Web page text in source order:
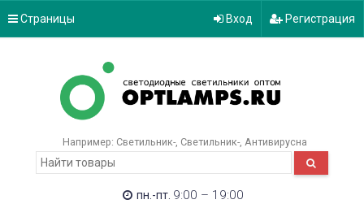
Страницы Вход Регистрация
Например: Светильник- Светильник- Антивирусна
пн.-пт. 9:00 – 19:00